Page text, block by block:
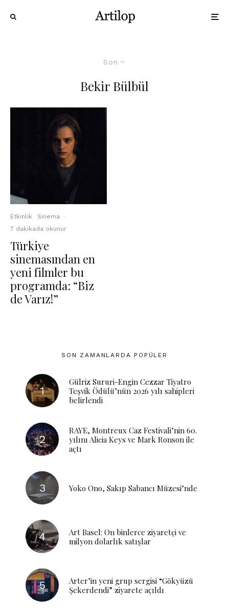
Son
Bekir Bülbül
Etkinlik Sinema ·
7 dakikada okunur
Türkiye
sinemasından en
yeni filmler bu
programda: “Biz
de Varız!”
SON ZAMANLARDA POPÜLER
Gülriz Sururi-Engin Cezzar Tiyatro
Teşvik Ödülü’nün 2026 yılı sahipleri
belirlendi
RAYE, Montreux Caz Festivali’nin 60.
yılını Alicia Keys ve Mark Ronson ile
açtı
Yoko Ono, Sakıp Sabancı Müzesi’nde
Art Basel: On binlerce ziyaretçi ve
milyon dolarlık satışlar
Arter’in yeni grup sergisi “Gökyüzü
Şekerdendi” ziyarete açıldı